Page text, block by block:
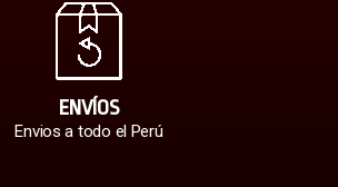
ENVÍOS
Envios a todo el Perú